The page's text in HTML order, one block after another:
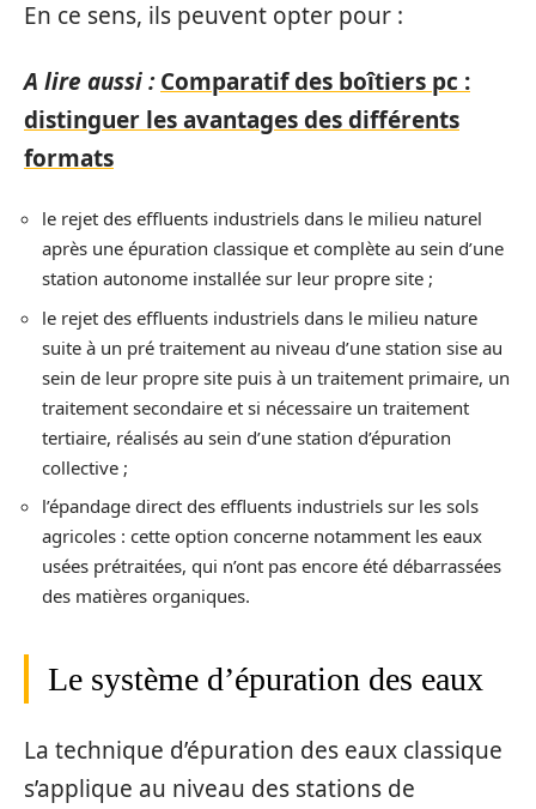
En ce sens, ils peuvent opter pour :
A lire aussi : Comparatif des boîtiers pc :
distinguer les avantages des différents
formats
le rejet des effluents industriels dans le milieu naturel
après une épuration classique et complète au sein d’une
station autonome installée sur leur propre site ;
le rejet des effluents industriels dans le milieu nature
suite à un pré traitement au niveau d’une station sise au
sein de leur propre site puis à un traitement primaire, un
traitement secondaire et si nécessaire un traitement
tertiaire, réalisés au sein d’une station d’épuration
collective ;
l’épandage direct des effluents industriels sur les sols
agricoles : cette option concerne notamment les eaux
usées prétraitées, qui n’ont pas encore été débarrassées
des matières organiques.
Le système d’épuration des eaux
La technique d’épuration des eaux classique
s’applique au niveau des stations de